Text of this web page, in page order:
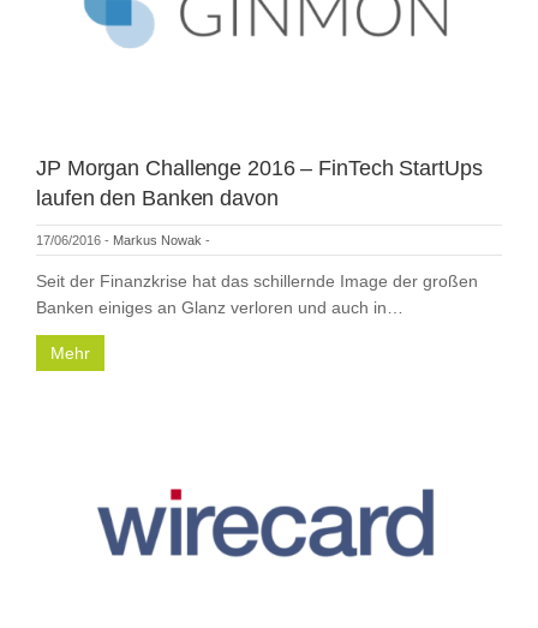
JP Morgan Challenge 2016 – FinTech StartUps
laufen den Banken davon
17/06/2016 - Markus Nowak -
Seit der Finanzkrise hat das schillernde Image der großen
Banken einiges an Glanz verloren und auch in…
Mehr